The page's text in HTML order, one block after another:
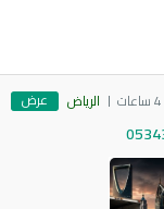
الرياض عرض